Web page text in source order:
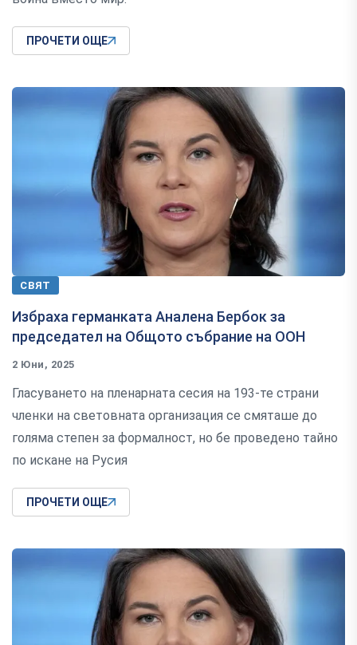
ПРОЧЕТИ ОЩЕ
СВЯТ
Избраха германката Аналена Бербок за
председател на Общото събрание на ООН
2 Юни, 2025
Гласуването на пленарната сесия на 193-те страни
членки на световната организация се смяташе до
голяма степен за формалност, но бе проведено тайно
по искане на Русия
ПРОЧЕТИ ОЩЕ